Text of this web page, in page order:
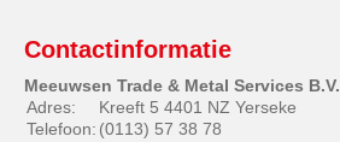
Contactinformatie
Meeuwsen Trade & Metal Services B.V.
Adres:
Kreeft 5 4401 NZ Yerseke
Telefoon: (0113) 57 38 78